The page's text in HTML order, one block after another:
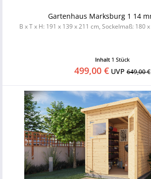
Gartenhaus Marksburg 1 14
B x T x H: 191 x 139 x 211 cm, Sockelmaß: 180
Inhalt 1 Stück
499,00 €UVP649,00 €